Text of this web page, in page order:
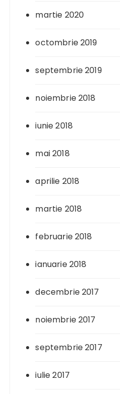
martie 2020
octombrie 2019
septembrie 2019
noiembrie 2018
iunie 2018
mai 2018
aprilie 2018
martie 2018
februarie 2018
ianuarie 2018
decembrie 2017
noiembrie 2017
septembrie 2017
iulie 2017